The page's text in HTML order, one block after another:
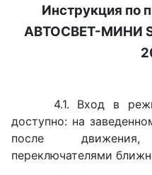
Инструкция по
АВТОСВЕТ-МИНИ
4.1. Вход в режим
доступно: на
после
переключателями